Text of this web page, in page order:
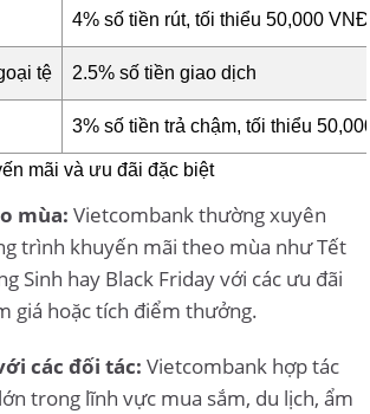
4% số tiền rút, tối thiểu 50,000 VNĐ
tệ 2.5% số tiền giao dịch
3% số tiền trả chậm, tối thiểu
mãi và ưu đãi đặc biệt
mùa: Vietcombank thường xuyên
trình khuyến mãi theo mùa như Tết
Sinh hay Black Friday với các ưu đãi
giá hoặc tích điểm thưởng.
các đối tác: Vietcombank hợp tác
trong lĩnh vực mua sắm, du lịch, ẩm